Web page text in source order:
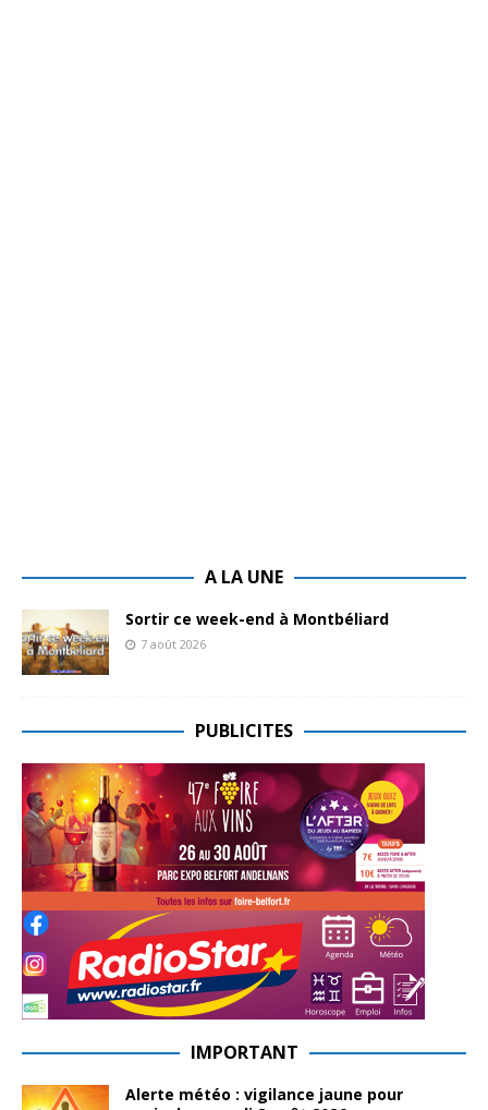
A LA UNE
Sortir ce week-end à Montbéliard
7 août 2026
PUBLICITES
IMPORTANT
Alerte météo : vigilance jaune pour